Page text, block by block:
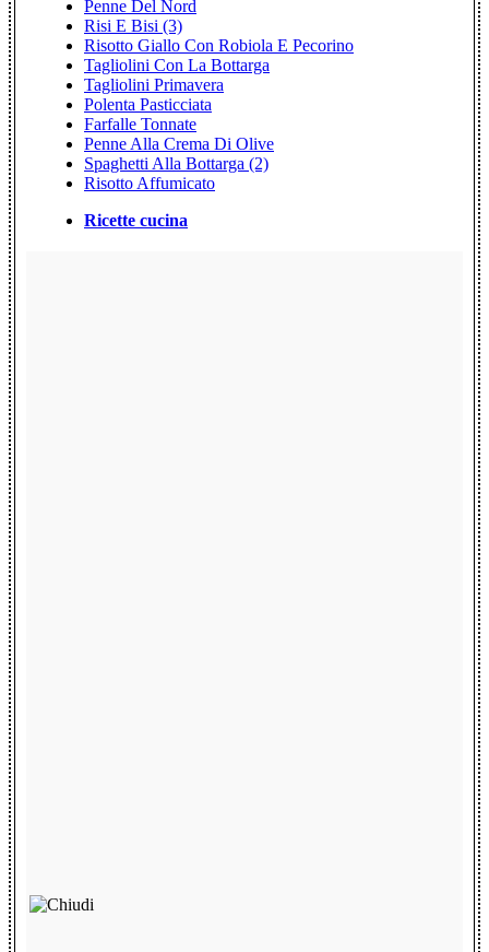
Penne Del Nord
Risi E Bisi (3)
Risotto Giallo Con Robiola E Pecorino
Tagliolini Con La Bottarga
Tagliolini Primavera
Polenta Pasticciata
Farfalle Tonnate
Penne Alla Crema Di Olive
Spaghetti Alla Bottarga (2)
Risotto Affumicato
Ricette cucina